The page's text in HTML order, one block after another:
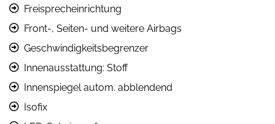
Freisprecheinrichtung
Front-, Seiten- und weitere Airbags
Geschwindigkeitsbegrenzer
Innenausstattung: Stoff
Innenspiegel autom. abblendend
Isofix